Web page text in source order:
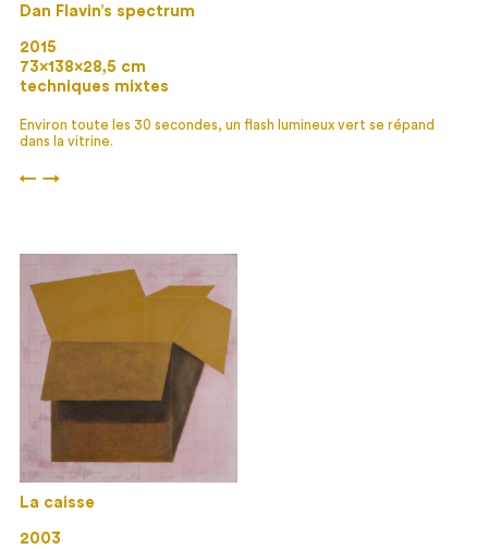
Dan Flavin’s spectrum
2015
73×138×28,5 cm
techniques mixtes
Environ toute les 30 secondes, un flash lumineux vert se répand
dans la vitrine.
← →
La caisse
2003